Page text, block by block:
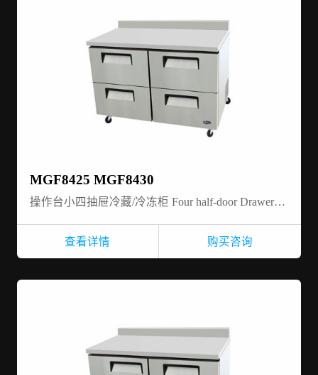
MGF8425 MGF8430
操作台小四抽屉冷藏/冷冻柜 Four half-door Drawer-work top-refrigerator/freezer
查看详情 购买咨询